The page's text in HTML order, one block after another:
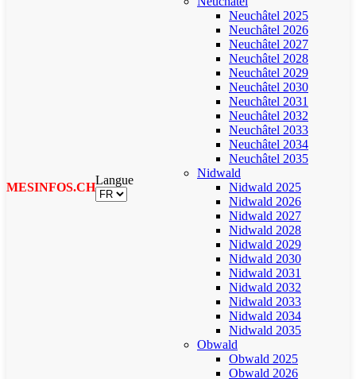
MESINFOS.CH
Langue
Neuchâtel 2025
Neuchâtel 2026
Neuchâtel 2027
Neuchâtel 2028
Neuchâtel 2029
Neuchâtel 2030
Neuchâtel 2031
Neuchâtel 2032
Neuchâtel 2033
Neuchâtel 2034
Neuchâtel 2035
Nidwald
Nidwald 2025
Nidwald 2026
Nidwald 2027
Nidwald 2028
Nidwald 2029
Nidwald 2030
Nidwald 2031
Nidwald 2032
Nidwald 2033
Nidwald 2034
Nidwald 2035
Obwald
Obwald 2025
Obwald 2026